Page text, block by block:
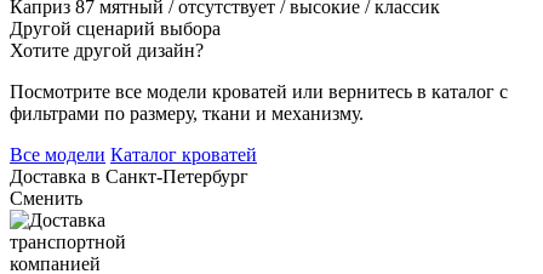
Каприз 87 мятный / отсутствует / высокие / классик
Другой сценарий выбора
Хотите другой дизайн?
Посмотрите все модели кроватей или вернитесь в каталог с
фильтрами по размеру, ткани и механизму.
Все модели Каталог кроватей
Доставка в Санкт-Петербург
Сменить